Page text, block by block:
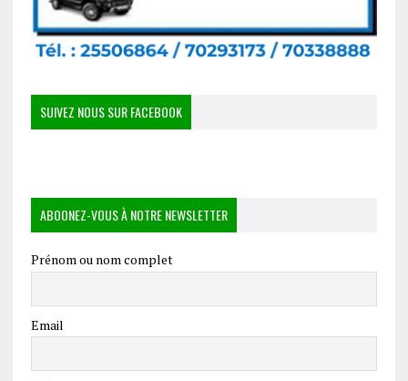
SUIVEZ NOUS SUR FACEBOOK
ABOONEZ-VOUS À NOTRE NEWSLETTER
Prénom ou nom complet
Email